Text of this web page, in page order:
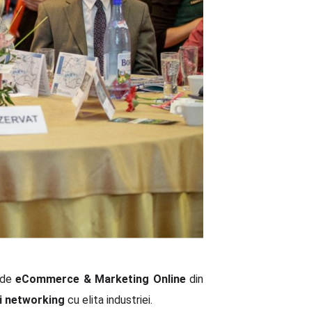
eCommerce & Marketing Onlinedin
networking cu elita industriei.